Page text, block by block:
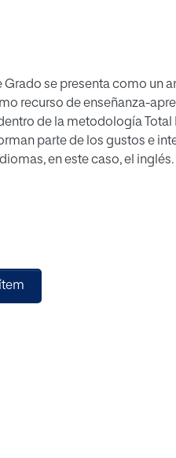
Grado se presenta como un
recurso de enseñanza-
de la metodología Total
parte de los gustos e
en este caso, el
y nuevas
llegar a la conclusión
herramienta facilitadora del
obligatoria, de ahí el título